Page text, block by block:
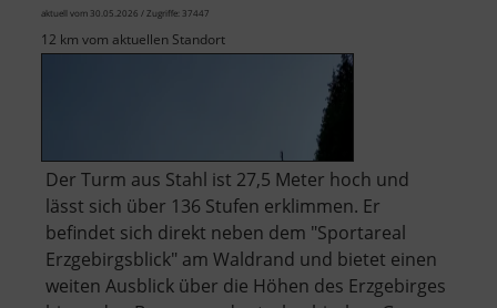
aktuell vom 30.05.2026 / Zugriffe: 37447
12 km vom aktuellen Standort
Der Turm aus Stahl ist 27,5 Meter hoch und
lässt sich über 136 Stufen erklimmen. Er
befindet sich direkt neben dem "Sportareal
Erzgebirgsblick" am Waldrand und bietet einen
weiten Ausblick über die Höhen des Erzgebirges